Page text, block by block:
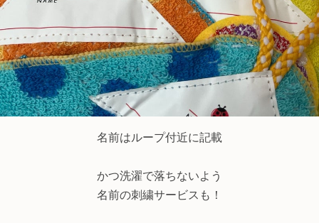
名前はループ付近に記載
かつ洗濯で落ちないよう
名前の刺繍サービスも！